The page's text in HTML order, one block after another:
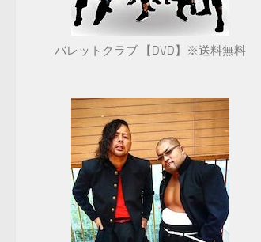
バレットクラブ 【DVD】※送料無料